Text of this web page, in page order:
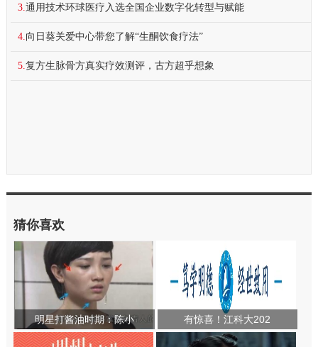
3. 通用技术环球医疗入选全国企业数字化转型与赋能
4. 向日葵关爱中心带您了解“生酮饮食疗法”
5. 复方生脉骨方真实疗效测评，古方超乎想象
猜你喜欢
明星打酱油时期：陈小 有惊喜！江科大202